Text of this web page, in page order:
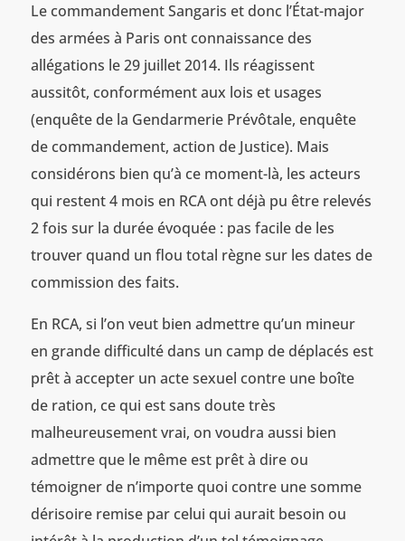
Le commandement Sangaris et donc l’État-major
des armées à Paris ont connaissance des
allégations le 29 juillet 2014. Ils réagissent
aussitôt, conformément aux lois et usages
(enquête de la Gendarmerie Prévôtale, enquête
de commandement, action de Justice). Mais
considérons bien qu’à ce moment-là, les acteurs
qui restent 4 mois en RCA ont déjà pu être relevés
2 fois sur la durée évoquée : pas facile de les
trouver quand un flou total règne sur les dates de
commission des faits.
En RCA, si l’on veut bien admettre qu’un mineur
en grande difficulté dans un camp de déplacés est
prêt à accepter un acte sexuel contre une boîte
de ration, ce qui est sans doute très
malheureusement vrai, on voudra aussi bien
admettre que le même est prêt à dire ou
témoigner de n’importe quoi contre une somme
dérisoire remise par celui qui aurait besoin ou